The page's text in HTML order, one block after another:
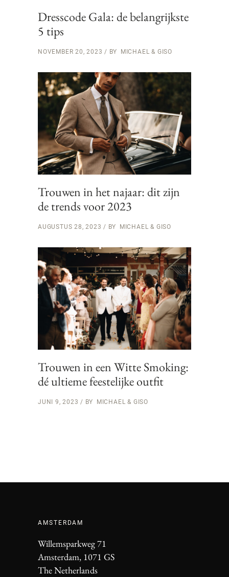
Dresscode Gala: de belangrijkste
5 tips
NOVEMBER 20, 2023 BY MICHAEL & GISO
Trouwen in het najaar: dit zijn
de trends voor 2023
AUGUSTUS 28, 2023 BY MICHAEL & GISO
Trouwen in een Witte Smoking:
dé ultieme feestelijke outfit
JUNI 9, 2023 BY MICHAEL & GISO
AMSTERDAM
Willemsparkweg 71
Amsterdam, 1071 GS
The Netherlands